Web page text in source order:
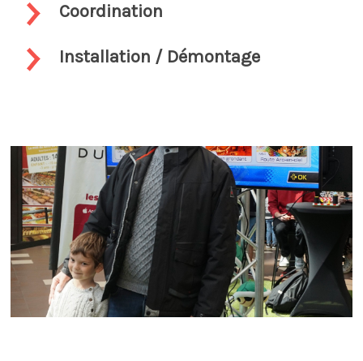
Coordination
Installation / Démontage